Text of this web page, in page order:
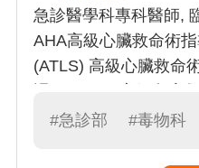
急診醫學科專科醫師,
AHA高級心臟救命術
(ATLS) 高級心臟救命
命術(AILS) 高級神經
#急診部 #毒物科